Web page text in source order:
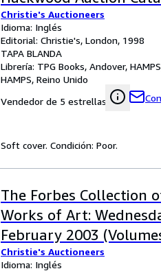
Christie's Auctioneers
Idioma: Inglés
Editorial: Christie's, London, 1998
TAPA BLANDA
Librería: TPG Books, Andover,
HAMPS, Reino Unido
Vendedor de 5 estrellas
Soft cover. Condición: Poor.
The Forbes Collection
Works of Art:
February 2003
Christie's Auctioneers
Idioma: Inglés